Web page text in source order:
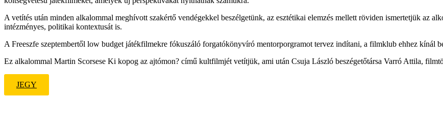
A vetítés után minden alkalommal meghívott szakértő vendégekkel beszélgetünk, az esztétikai elemzés mellett röviden ismertetjük az
intézményes, politikai kontextusát is.
A Freeszfe szeptembertől low budget játékfilmekre fókuszáló forgatókönyvíró mentorporgramot tervez indítani, a filmklub ehhez kínál
Ez alkalommal Martin Scorsese Ki kopog az ajtómon? című kultfilmjét vetítjük, ami után Csuja László beszégetőtársa Varró Attila,
JEGY